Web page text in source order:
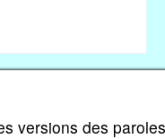
versions des